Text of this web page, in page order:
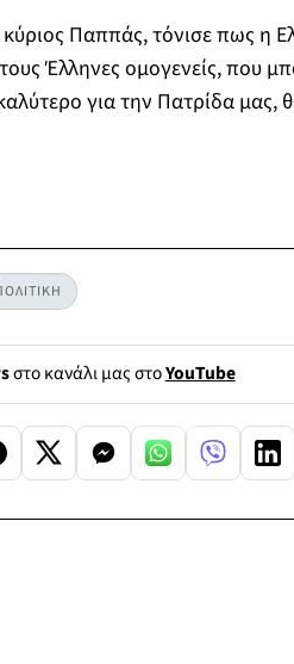
κύριος Παππάς, τόνισε πως η
Έλληνες ομογενείς, που
για την Πατρίδα μας,
στο κανάλι μας στοYouTube